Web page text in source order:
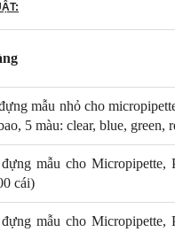
mẫu nhỏ cho
5 màu: clear, blue, green,
mẫu cho Micropipette,
cái)
mẫu cho Micropipette,